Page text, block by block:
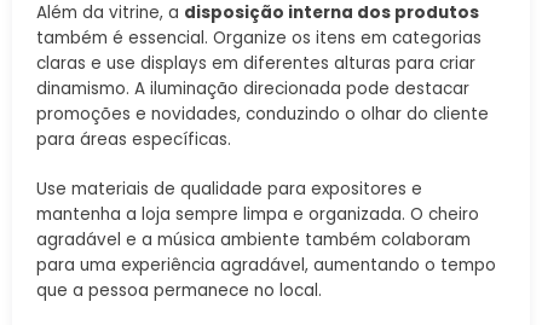
Além da vitrine, a disposição interna dos produtos
também é essencial. Organize os itens em categorias
claras e use displays em diferentes alturas para criar
dinamismo. A iluminação direcionada pode destacar
promoções e novidades, conduzindo o olhar do cliente
para áreas específicas.
Use materiais de qualidade para expositores e
mantenha a loja sempre limpa e organizada. O cheiro
agradável e a música ambiente também colaboram
para uma experiência agradável, aumentando o tempo
que a pessoa permanece no local.